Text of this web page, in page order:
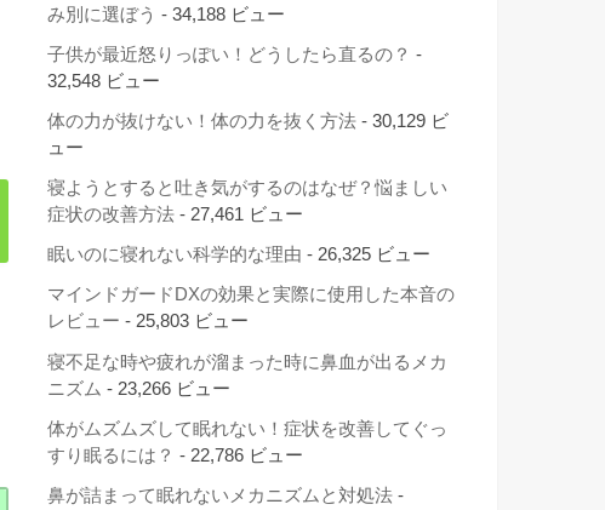
み別に選ぼう - 34,188 ビュー
子供が最近怒りっぽい！どうしたら直るの？ -
32,548 ビュー
体の力が抜けない！体の力を抜く方法 - 30,129 ビ
ュー
寝ようとすると吐き気がするのはなぜ？悩ましい
症状の改善方法 - 27,461 ビュー
眠いのに寝れない科学的な理由 - 26,325 ビュー
マインドガードDXの効果と実際に使用した本音の
レビュー - 25,803 ビュー
寝不足な時や疲れが溜まった時に鼻血が出るメカ
ニズム - 23,266 ビュー
体がムズムズして眠れない！症状を改善してぐっ
すり眠るには？ - 22,786 ビュー
鼻が詰まって眠れないメカニズムと対処法 -